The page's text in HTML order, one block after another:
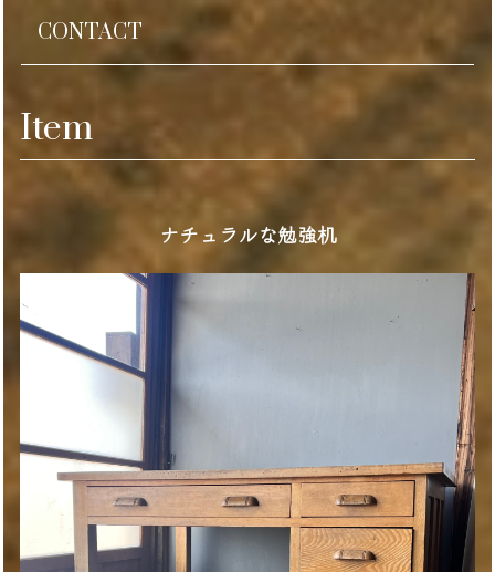
CONTACT
Item
ナチュラルな勉強机